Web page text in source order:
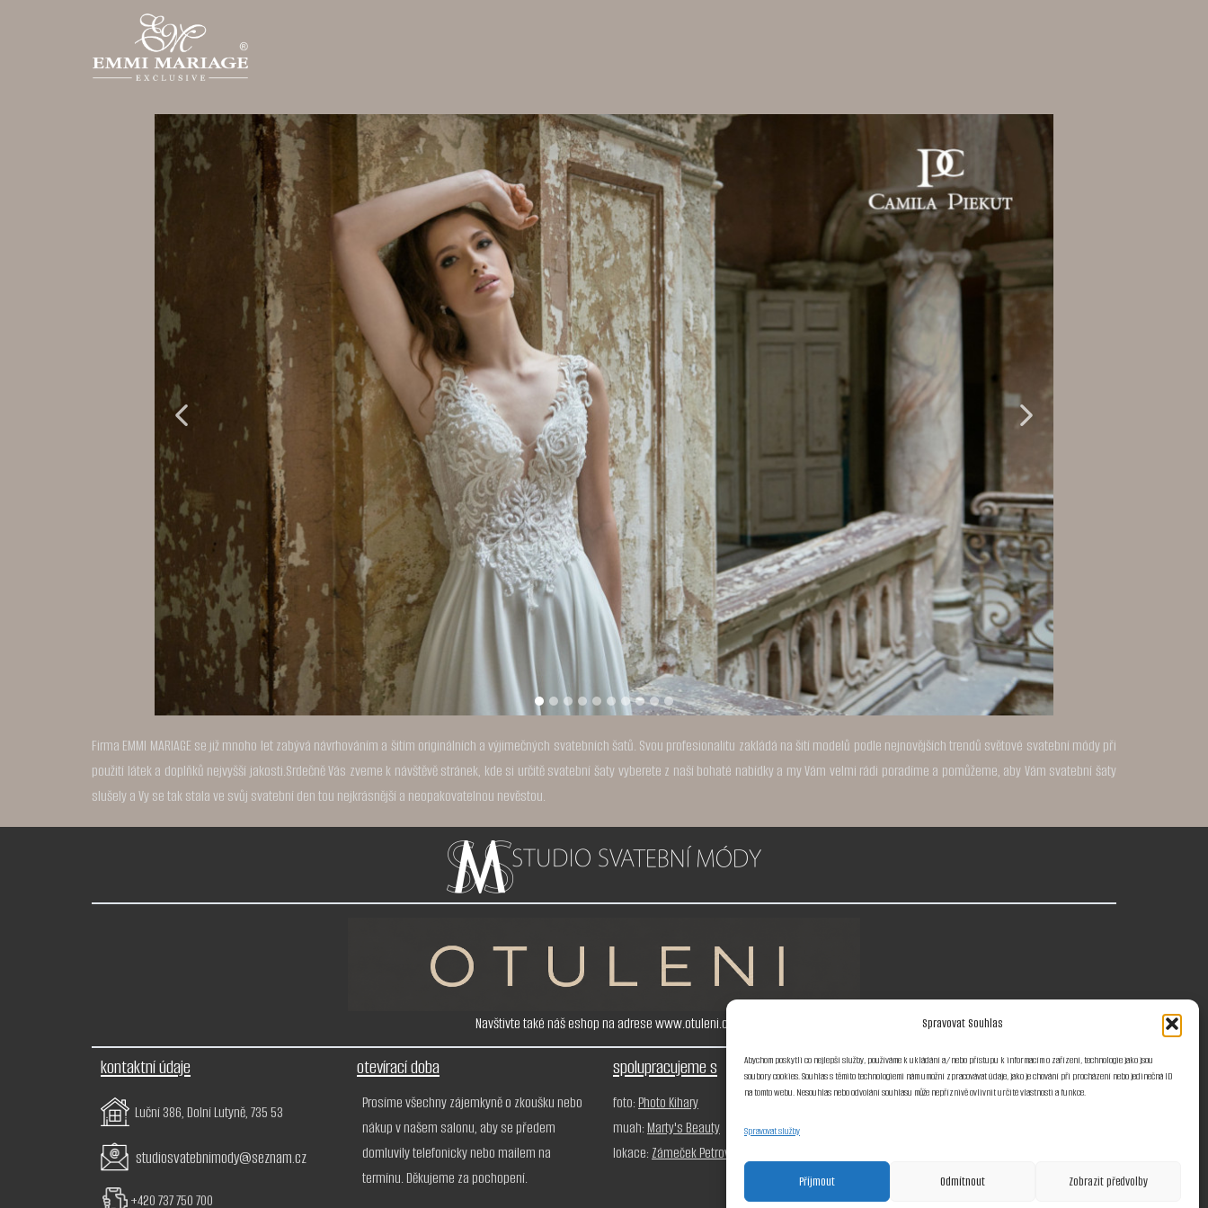
Spravovat Souhlas
Abychom poskytli co nejlepší služby, používáme k ukládání a/nebo přístupu k informacím o zařízení, technologie jako jsou
soubory cookies. Souhlas s těmito technologiemi nám umožní zpracovávat údaje, jako je chování při procházení nebo jedinečná ID
na tomto webu. Nesouhlas nebo odvolání souhlasu může nepříznivě ovlivnit určité vlastnosti a funkce.
Spravovat služby
Příjmout Odmítnout Zobrazit předvolby
Firma EMMI MARIAGE se již mnoho let zabývá návrhováním a šitím originálních a výjimečných svatebních šatů. Svou profesionalitu zakládá na šití modelů podle nejnovějších trendů světové svatební módy při
použití látek a doplňků nejvyšší jakosti.Srdečně Vás zveme k návštěvě stránek, kde si určitě svatební šaty vyberete z naší bohaté nabídky a my Vám velmi rádi poradíme a pomůžeme, aby Vám svatební šaty
slušely a Vy se tak stala ve svůj svatební den tou nejkrásnější a neopakovatelnou nevěstou.
Navštivte také náš eshop na adrese www.otuleni.cz
kontaktní údaje
Luční 386, Dolní Lutyně, 735 53
studiosvatebnimody@seznam.cz
+420 737 750 700
otevírací doba
Prosíme všechny zájemkyně o zkoušku nebo
nákup v našem salonu, aby se předem
domluvily telefonicky nebo mailem na
termínu. Děkujeme za pochopení.
spolupracujeme s
foto: Photo Kihary
muah: Marty's Beauty
lokace: Zámeček Petrovice
sledujte nás také na
Google